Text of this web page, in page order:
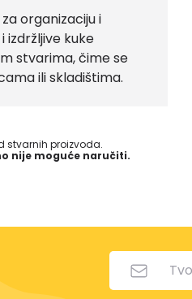
organizaciju i
kuke
stvarima, čime se
ili skladištima.
stvarnih proizvoda.
nije moguće naručiti.